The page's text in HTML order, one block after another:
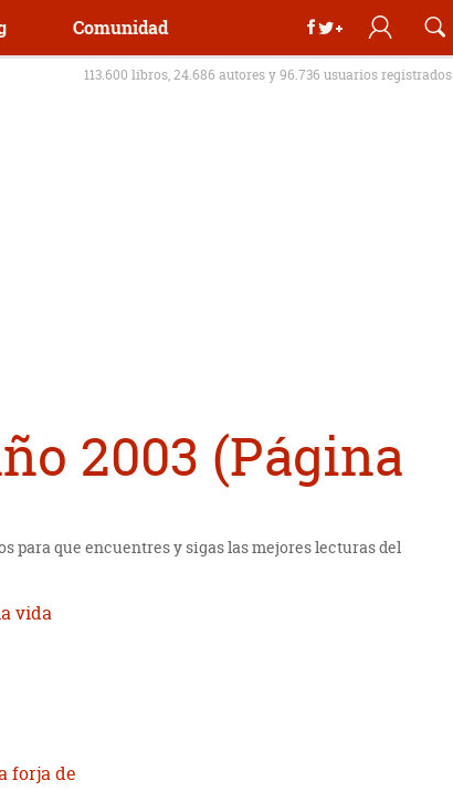
Comunidad
113.600 libros, 24.686 autores y 96.736 usuarios registrados
2003 (Página
para que encuentres y sigas las mejores lecturas del
vida
forja de